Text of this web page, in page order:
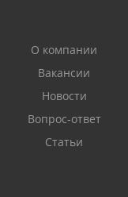
О компании
Вакансии
Новости
Вопрос-ответ
Статьи